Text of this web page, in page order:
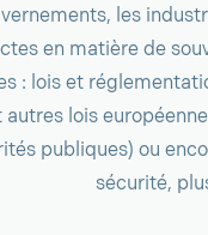
les
en matière de
: lois et
autres lois
publiques) ou
sécurité,